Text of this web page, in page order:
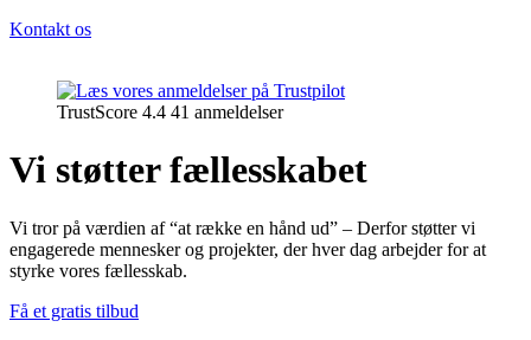
Kontakt os
TrustScore 4.4 41 anmeldelser
Vi støtter fællesskabet
Vi tror på værdien af “at række en hånd ud” – Derfor støtter vi
engagerede mennesker og projekter, der hver dag arbejder for at
styrke vores fællesskab.
Få et gratis tilbud